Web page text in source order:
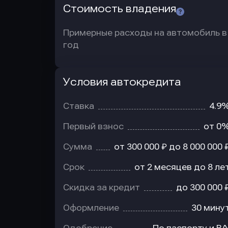
Стоимость владения
Примерные расходы на автомобиль в
год
Условия автокредита
Ставка
Первый взнос от
Сумма от 300 000 ₽ до 8 000 000
Срок от 2 месяцев до 8
Скидка за кредит до 300 000
Оформление 30